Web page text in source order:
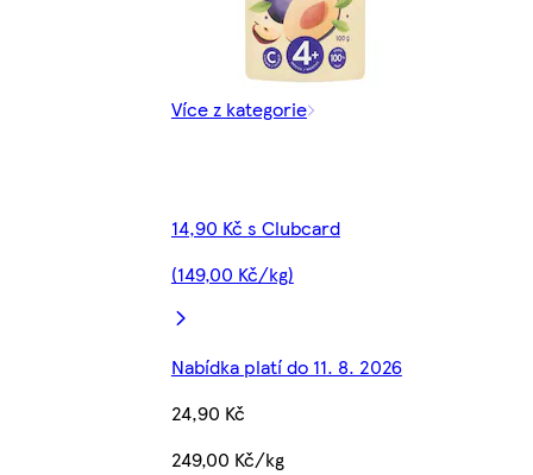
Více z kategorie
14,90 Kč s Clubcard
(149,00 Kč/kg)
Nabídka platí do 11. 8. 2026
24,90 Kč
249,00 Kč/kg